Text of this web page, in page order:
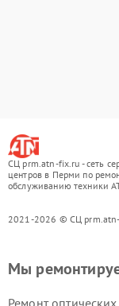
СЦ prm.atn-fix.ru - сеть
центров в Перми по
обслуживанию техники
2021-2026 © СЦ
Мы